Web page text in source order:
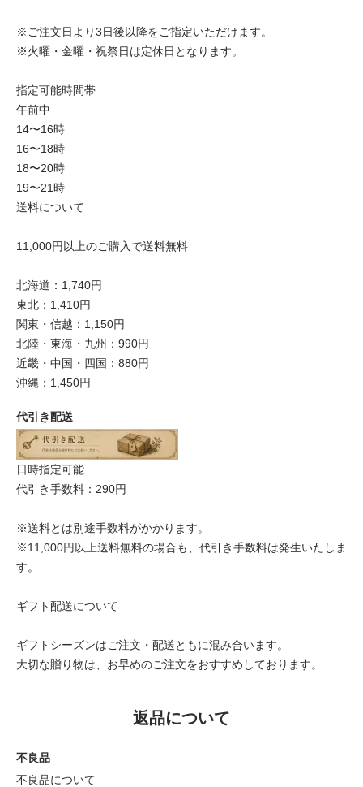
※ご注文日より3日後以降をご指定いただけます。
※火曜・金曜・祝祭日は定休日となります。
指定可能時間帯
午前中
14〜16時
16〜18時
18〜20時
19〜21時
送料について
11,000円以上のご購入で送料無料
北海道：1,740円
東北：1,410円
関東・信越：1,150円
北陸・東海・九州：990円
近畿・中国・四国：880円
沖縄：1,450円
代引き配送
日時指定可能
代引き手数料：290円
※送料とは別途手数料がかかります。
※11,000円以上送料無料の場合も、代引き手数料は発生いたしま
す。
ギフト配送について
ギフトシーズンはご注文・配送ともに混み合います。
大切な贈り物は、お早めのご注文をおすすめしております。
返品について
不良品
不良品について